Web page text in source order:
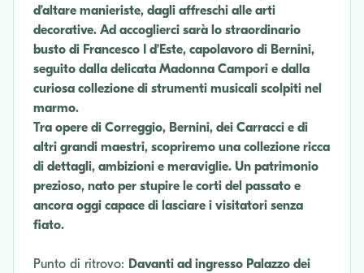
d’altare manieriste, dagli affreschi alle arti
decorative. Ad accoglierci sarà lo straordinario
busto di Francesco I d’Este, capolavoro di Bernini,
seguito dalla delicata Madonna Campori e dalla
curiosa collezione di strumenti musicali scolpiti nel
marmo.
Tra opere di Correggio, Bernini, dei Carracci e di
altri grandi maestri, scopriremo una collezione ricca
di dettagli, ambizioni e meraviglie. Un patrimonio
prezioso, nato per stupire le corti del passato e
ancora oggi capace di lasciare i visitatori senza
fiato.
Punto di ritrovo: Davanti ad ingresso Palazzo dei